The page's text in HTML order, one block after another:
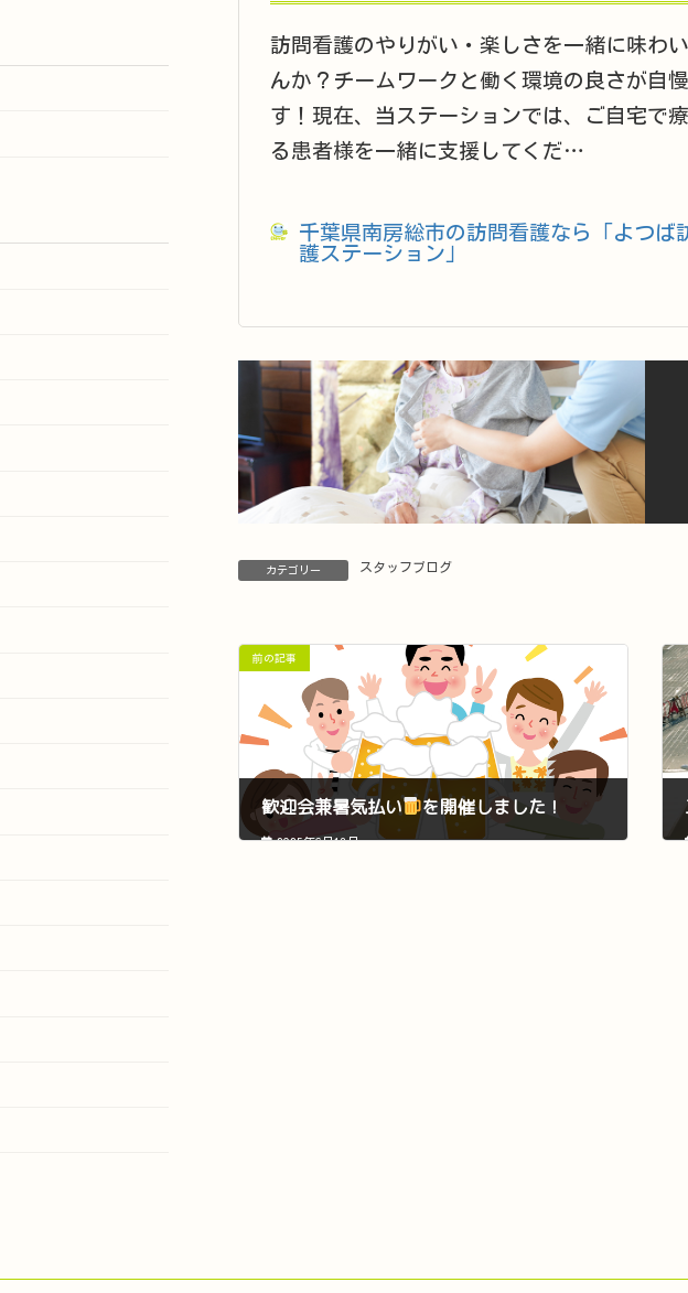
訪問看護のやりがい・楽しさを一緒に味わ
んか？チームワークと働く環境の良さが自
す！現在、当ステーションでは、ご自宅で
る患者様を一緒に支援してくだ…
千葉県南房総市の訪問看護なら「よつば
護ステーション」
カテゴリー スタッフブログ
前の記事
歓迎会兼暑気払い を開催しました！
2025年6月18日